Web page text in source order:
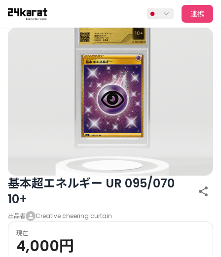
基本超エネルギー UR 095/070 10+
連携
基本超エネルギー UR 095/070
10+
出品者 Creative cheering curtain
現在
4,000円